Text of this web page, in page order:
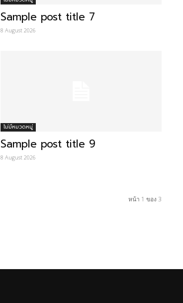
Sample post title 7
8 August 2026
ไม่มีหมวดหมู่
Sample post title 9
8 August 2026
หน้า 1 ของ 3